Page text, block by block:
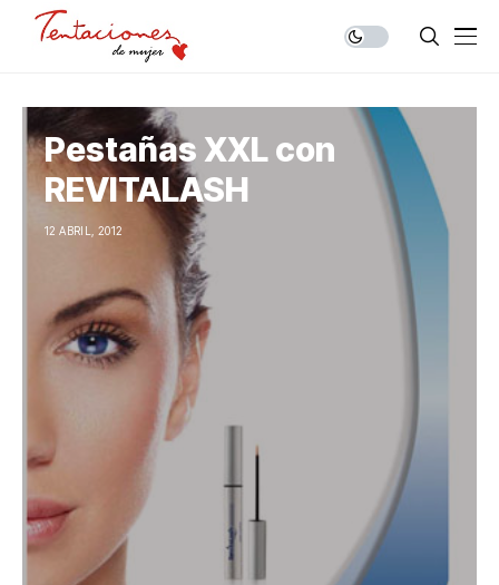
Pestañas XXL con
REVITALASH
12 ABRIL, 2012